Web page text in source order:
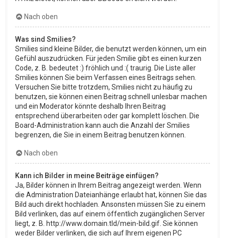
Nach oben
Was sind Smilies?
Smilies sind kleine Bilder, die benutzt werden können, um ein
Gefühl auszudrücken. Für jeden Smilie gibt es einen kurzen
Code, z. B. bedeutet :) fröhlich und :( traurig. Die Liste aller
Smilies können Sie beim Verfassen eines Beitrags sehen.
Versuchen Sie bitte trotzdem, Smilies nicht zu häufig zu
benutzen, sie können einen Beitrag schnell unlesbar machen
und ein Moderator könnte deshalb Ihren Beitrag
entsprechend überarbeiten oder gar komplett löschen. Die
Board-Administration kann auch die Anzahl der Smilies
begrenzen, die Sie in einem Beitrag benutzen können.
Nach oben
Kann ich Bilder in meine Beiträge einfügen?
Ja, Bilder können in Ihrem Beitrag angezeigt werden. Wenn
die Administration Dateianhänge erlaubt hat, können Sie das
Bild auch direkt hochladen. Ansonsten müssen Sie zu einem
Bild verlinken, das auf einem öffentlich zugänglichen Server
liegt, z. B. http://www.domain.tld/mein-bild.gif. Sie können
weder Bilder verlinken, die sich auf Ihrem eigenen PC